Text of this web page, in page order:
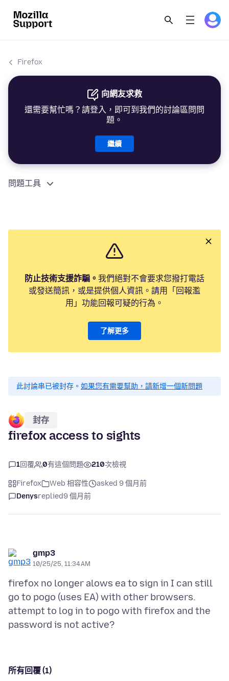
Firefox
向網友求救
還需要幫忙嗎？請登入，即可到我們的討論區問問
題。
繼續
問題工具
防止技術支援詐騙。 我們絕對不會要求您撥打電話
或發送簡訊，或是提供個人資訊。請用「回報濫
用」功能回報可疑的行為。
了解更多
此討論串已被封存。 如果您有需要幫助，請新增一個新問題
封存
firefox access to sights
1回覆 0有這個問題 210次檢視
Firefox Web 相容性
asked 9 個月前
Denysreplied9 個月前
gmp3
10/25/25, 11:34 AM
firefox no longer alows ea to sign in I can still
go to pogo (uses EA) with other browsers.
attempt to log in to pogo with firefox and the
所有回覆 (1)